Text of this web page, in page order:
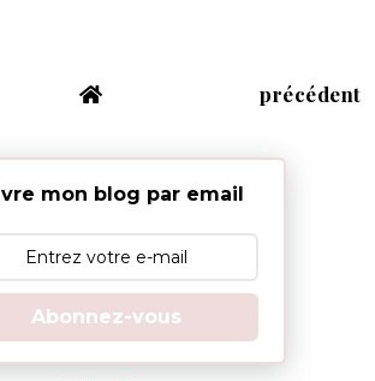
précédent
mon blog par email
Abonnez-vous